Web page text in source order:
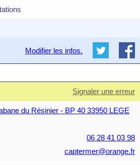
Modifier les infos.
Signaler une erreur
du Résinier - BP 40 33950 LEGE
06 28 41 03 98
captermer@orange.fr